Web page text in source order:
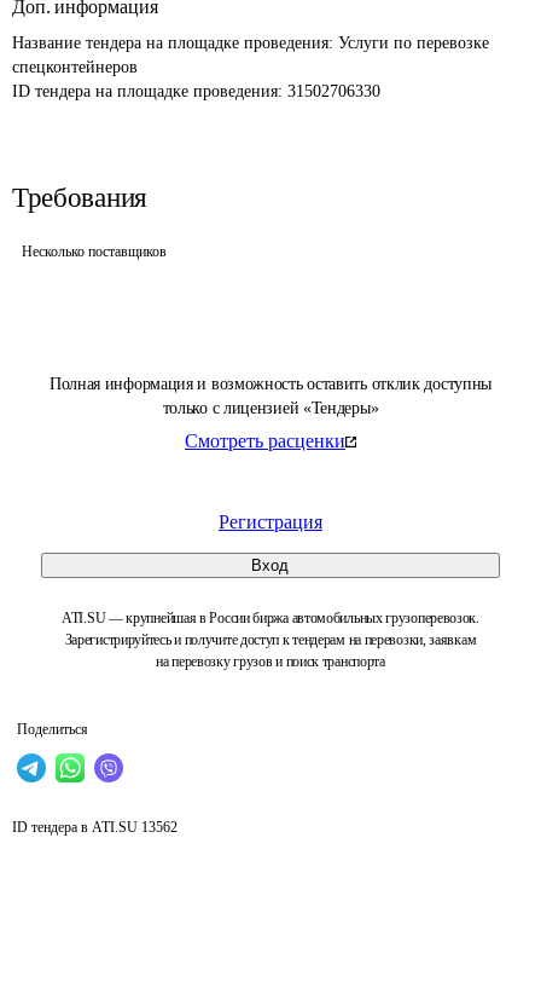
Полная информация и возможность оставить отклик доступны
только с лицензией «Тендеры»
Смотреть расценки
Регистрация
Вход
ATI.SU — крупнейшая в России биржа автомобильных грузоперевозок.
Зарегистрируйтесь и получите доступ к тендерам на перевозки, заявкам
на перевозку грузов и поиск транспорта
Поделиться
Доп. информация
Название тендера на площадке проведения: Услуги по перевозке
спецконтейнеров
ID тендера на площадке проведения: 31502706330
Требования
Несколько поставщиков
ID тендера в ATI.SU 13562